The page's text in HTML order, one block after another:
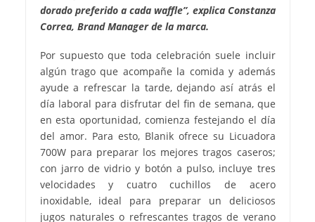
dorado preferido a cada waffle”, explica Constanza
Correa, Brand Manager de la marca.
Por supuesto que toda celebración suele incluir
algún trago que acompañe la comida y además
ayude a refrescar la tarde, dejando así atrás el
día laboral para disfrutar del fin de semana, que
en esta oportunidad, comienza festejando el día
del amor. Para esto, Blanik ofrece su Licuadora
700W para preparar los mejores tragos caseros;
con jarro de vidrio y botón a pulso, incluye tres
velocidades y cuatro cuchillos de acero
inoxidable, ideal para preparar un deliciosos
jugos naturales o refrescantes tragos de verano